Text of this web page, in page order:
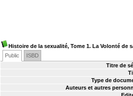
Histoire de la sexualité, Tome 1. La Volonté de
Public
ISBD
Titre de
Type de
Auteurs et autres